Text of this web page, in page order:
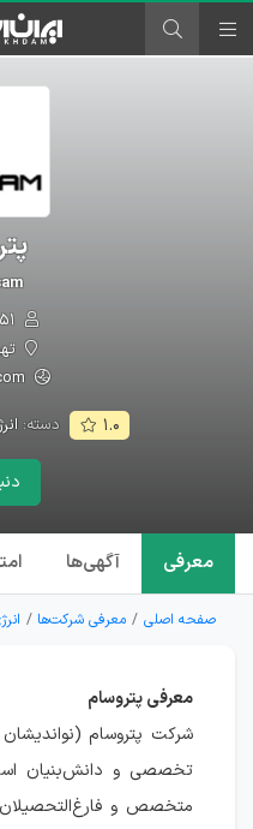
۱.۰ دسته:
معرفی آگهی‌ها
صفحه اصلی معرفی شرکت‌ها
معرفی پتروسام
شرکت پتروسام
تخصصی و دانش‌بنیان
متخصص و